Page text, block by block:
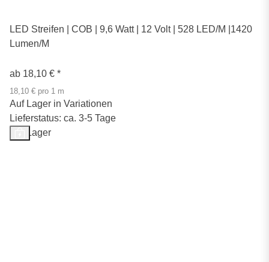
LED Streifen | COB | 9,6 Watt | 12 Volt | 528 LED/M |1420
Lumen/M
ab 18,10 € *
18,10 € pro 1 m
Auf Lager in Variationen
Lieferstatus: ca. 3-5 Tage
Auf Lager